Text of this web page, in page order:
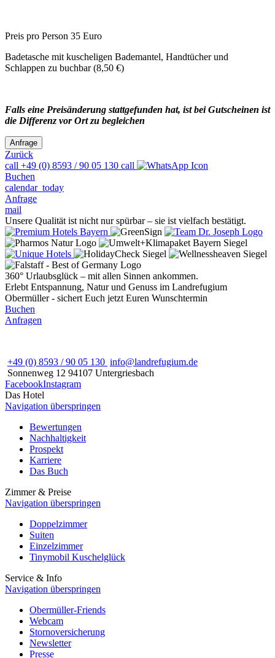
Preis pro Person 35 Euro
Badetasche mit kuscheligen Bademantel, Handtücher und
Schlappen zu buchbar (8,50 €)
Falls eine Preisänderung stattgefunden hat, ist bei Gutscheinen ist
die Differenz vor Ort zu begleichen
Zurück
call +49 (0) 8593 / 90 05 130 call
Buchen
calendar_today
Anfrage
mail
Unsere Qualität ist nicht nur spürbar – sie ist vielfach bestätigt.
360° Urlaubsglück – mit allen Sinnen ankommen.
Erlebt Entspannung, Natur und Genuss im Landrefugium
Obermüller - sichert Euch jetzt Euren Wunschtermin
Buchen
Anfragen
+49 (0) 8593 / 90 05 130 info@landrefugium.de
Sonnenweg 12 94107 Untergriesbach
FacebookInstagram
Das Hotel
Navigation überspringen
Bewertungen
Nachhaltigkeit
Prospekt
Karriere
Das Buch
Zimmer & Preise
Navigation überspringen
Doppelzimmer
Suiten
Einzelzimmer
Tinymobil Kuschelglück
Service & Info
Navigation überspringen
Obermüller-Friends
Webcam
Stornoversicherung
Newsletter
Presse